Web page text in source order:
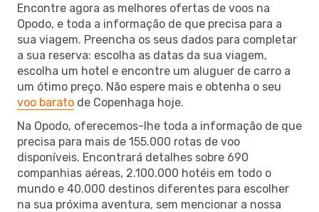
Encontre agora as melhores ofertas de voos na
Opodo, e toda a informação de que precisa para a
sua viagem. Preencha os seus dados para completar
a sua reserva: escolha as datas da sua viagem,
escolha um hotel e encontre um aluguer de carro a
um ótimo preço. Não espere mais e obtenha o seu
voo barato de Copenhaga hoje.
Na Opodo, oferecemos-lhe toda a informação de que
precisa para mais de 155.000 rotas de voo
disponíveis. Encontrará detalhes sobre 690
companhias aéreas, 2.100.000 hotéis em todo o
mundo e 40.000 destinos diferentes para escolher
na sua próxima aventura, sem mencionar a nossa